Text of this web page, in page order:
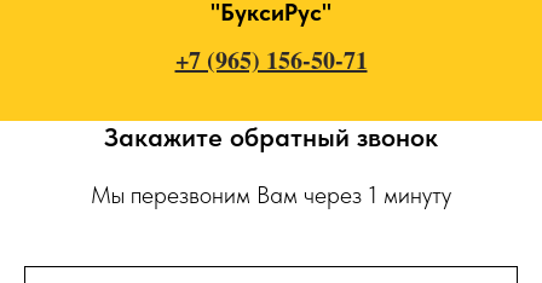
"БуксиРус"
+7 (965) 156-50-71
Закажите обратный звонок
Мы перезвоним Вам через 1 минуту